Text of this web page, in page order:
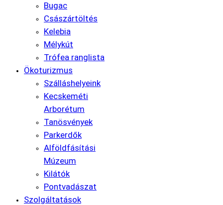
Bugac
Császártöltés
Kelebia
Mélykút
Trófea ranglista
Ökoturizmus
Szálláshelyeink
Kecskeméti
Arborétum
Tanösvények
Parkerdők
Alföldfásítási
Múzeum
Kilátók
Pontvadászat
Szolgáltatások